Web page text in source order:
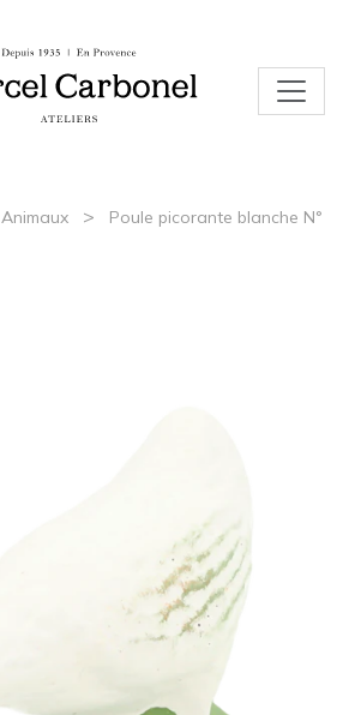
Animaux >
Poule picorante blanche N°